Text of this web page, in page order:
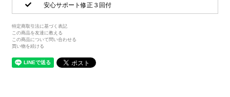
安心サポート修正３回付
特定商取引法に基づく表記
この商品を友達に教える
この商品について問い合わせる
買い物を続ける